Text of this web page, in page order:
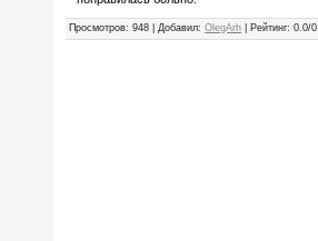
Просмотров: 948 | Добавил:OlegArh Рейтинг:0.0/0